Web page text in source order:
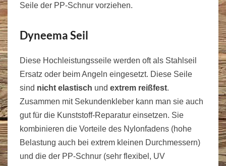
Seile der PP-Schnur vorziehen.
Dyneema Seil
Diese Hochleistungsseile werden oft als Stahlseil
Ersatz oder beim Angeln eingesetzt. Diese Seile
sind nicht elastisch und extrem reißfest.
Zusammen mit Sekundenkleber kann man sie auch
gut für die Kunststoff-Reparatur einsetzen. Sie
kombinieren die Vorteile des Nylonfadens (hohe
Belastung auch bei extrem kleinen Durchmessern)
und die der PP-Schnur (sehr flexibel, UV